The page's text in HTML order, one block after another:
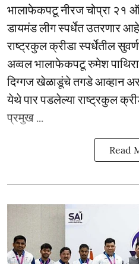
भालाफेकपटू नीरज चोप्रा २१
डायमंड लीग स्पर्धेत उतरणार आहे.
राष्ट्रकुल क्रीडा स्पर्धेतील
अव्वल भालाफेकपटू रुमेश
दिग्गज खेळाडूंचे तगडे आव्हान
येथे पार पडलेल्या राष्ट्रकुल
प्रमुख ...
Read